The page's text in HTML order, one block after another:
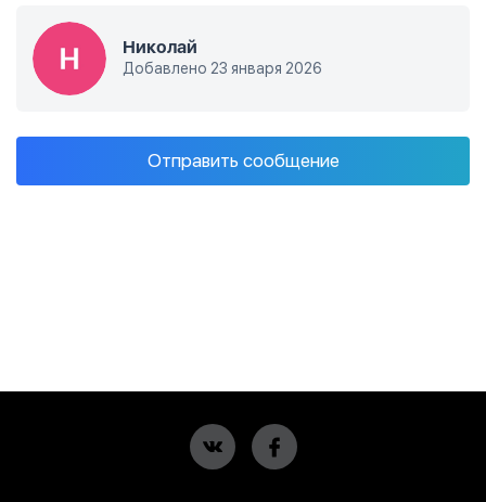
Николай
Добавлено 23 января 2026
Отправить сообщение